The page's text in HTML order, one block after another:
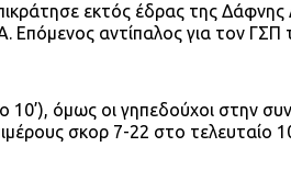
εκτός έδρας της
Επόμενος αντίπαλος για τον ΓΣΠ
10’), όμως οι γηπεδούχοι στην
σκορ 7-22 στο τελευταίο